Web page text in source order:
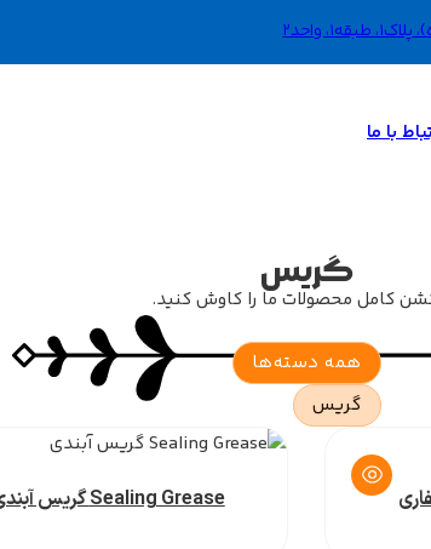
واحد2
با ما
گریس
کامل محصولات ما را کاوش کنید.
همه دسته‌ها
گریس
Sealing Grease گریس آبندی